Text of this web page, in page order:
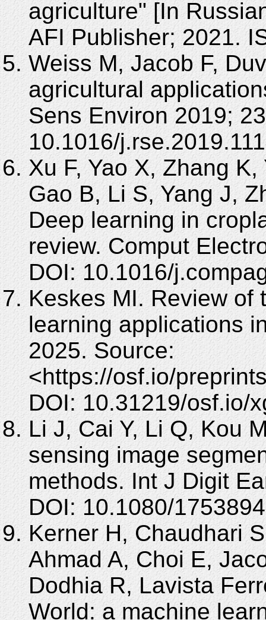
agriculture" [In
AFI Publisher; 2021.
Weiss M, Jacob F,
agricultural
Sens Environ 2019;
10.1016/
Xu F, Yao X, Zhang
Gao B, Li S, Yang J,
Deep learning in
review. Comput
DOI: 10.1016/
Keskes MI. Review of
learning applications
2025. Source:
<https://osf.io/
DOI: 10.31219/osf.io/
Li J, Cai Y, Li Q, Kou
sensing image
methods. Int J Digit
DOI: 10.1080/
Kerner H, Chaudhari
Ahmad A, Choi E,
Dodhia R, Lavista
World: a machine